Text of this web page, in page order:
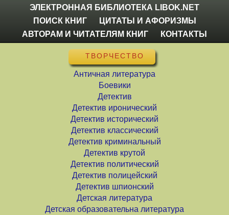
ЭЛЕКТРОННАЯ БИБЛИОТЕКА LIBOK.NET
ПОИСК КНИГ
ЦИТАТЫ И АФОРИЗМЫ
АВТОРАМ И ЧИТАТЕЛЯМ КНИГ
КОНТАКТЫ
ТВОРЧЕСТВО
Античная литература
Боевики
Детектив
Детектив иронический
Детектив исторический
Детектив классический
Детектив криминальный
Детектив крутой
Детектив политический
Детектив полицейский
Детектив шпионский
Детская литература
Детская образовательна литература